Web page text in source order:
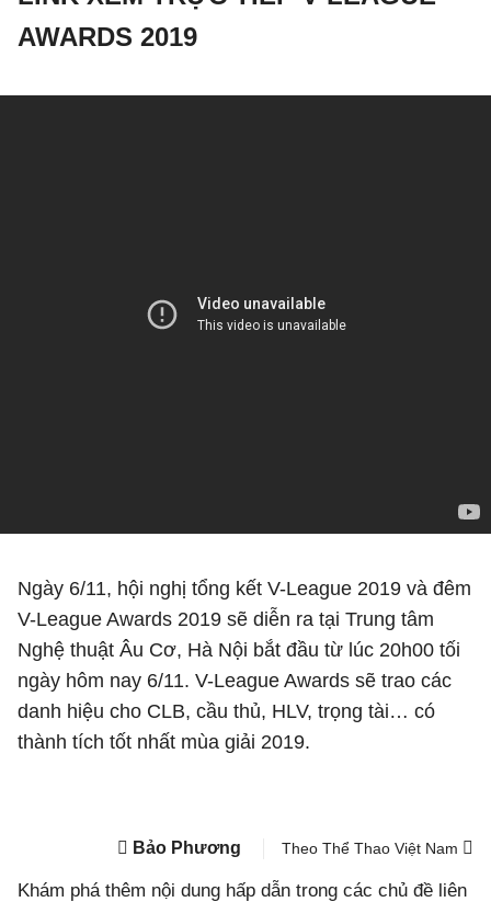
AWARDS 2019
Ngày 6/11, hội nghị tổng kết V-League 2019 và đêm
V-League Awards 2019 sẽ diễn ra tại Trung tâm
Nghệ thuật Âu Cơ, Hà Nội bắt đầu từ lúc 20h00 tối
ngày hôm nay 6/11. V-League Awards sẽ trao các
danh hiệu cho CLB, cầu thủ, HLV, trọng tài… có
thành tích tốt nhất mùa giải 2019.
Bảo Phương Theo Thể Thao Việt Nam
Khám phá thêm nội dung hấp dẫn trong các chủ đề liên